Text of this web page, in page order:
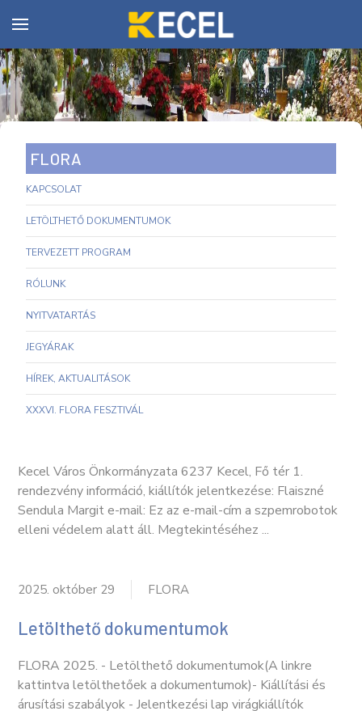
FLORA
KAPCSOLAT
LETÖLTHETŐ DOKUMENTUMOK
TERVEZETT PROGRAM
RÓLUNK
NYITVATARTÁS
JEGYÁRAK
HÍREK, AKTUALITÁSOK
XXXVI. FLORA FESZTIVÁL
Kecel Város Önkormányzata 6237 Kecel, Fő tér 1.
rendezvény információ, kiállítók jelentkezése: Flaiszné
Sendula Margit e-mail: Ez az e-mail-cím a szpemrobotok
elleni védelem alatt áll. Megtekintéséhez ...
2025. október 29 FLORA
Letölthető dokumentumok
FLORA 2025. - Letölthető dokumentumok(A linkre
kattintva letölthetőek a dokumentumok)- Kiállítási és
árusítási szabályok - Jelentkezési lap virágkiállítók